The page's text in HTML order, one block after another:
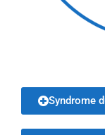
Syndrome